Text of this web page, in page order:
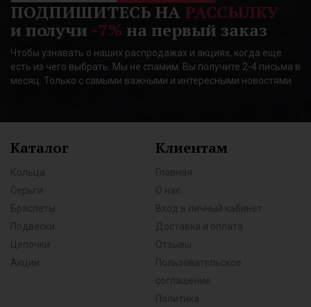
ПОДПИШИТЕСЬ НА РАССЫЛКУ
и получи -7% на первый заказ
Чтобы узнавать о наших распродажах и акциях, когда еще
есть из чего выбрать. Мы не спамим. Вы получите 2-4 письма в
месяц. Только с самыми важными и интересными новостями
Каталог
Кольца
Серьги
Браслеты
Подвески
Цепочки
Акции
Клиентам
Главная
О нас
Вход в личный кабинет
Доставка и оплата
Отзывы
Пользовательское
соглашение
Политика